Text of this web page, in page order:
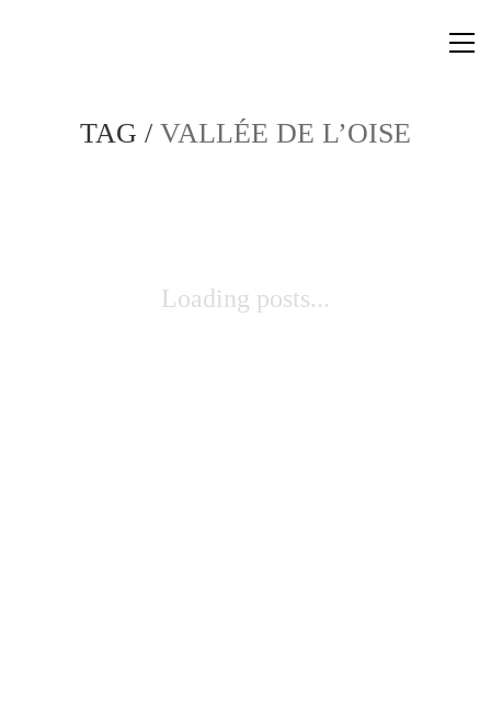
TAG / VALLÉE DE L’OISE
Loading posts...